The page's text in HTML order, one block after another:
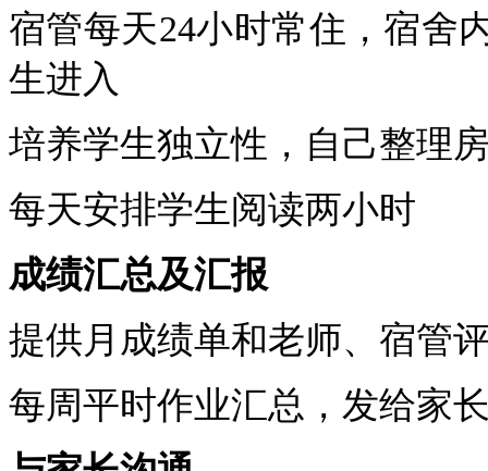
宿管每天24小时常住，宿舍
生进入
培养学生独立性，自己整理
每天安排学生阅读两小时
成绩汇总及汇报
提供月成绩单和老师、宿管
每周平时作业汇总，发给家